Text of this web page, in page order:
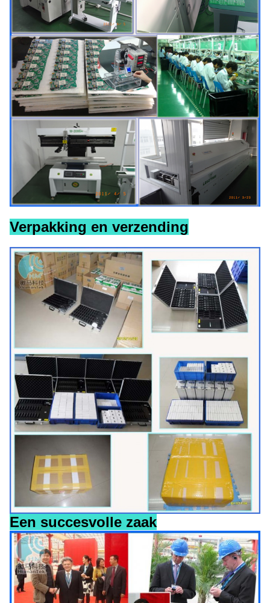
Verpakking en verzending
Een succesvolle zaak